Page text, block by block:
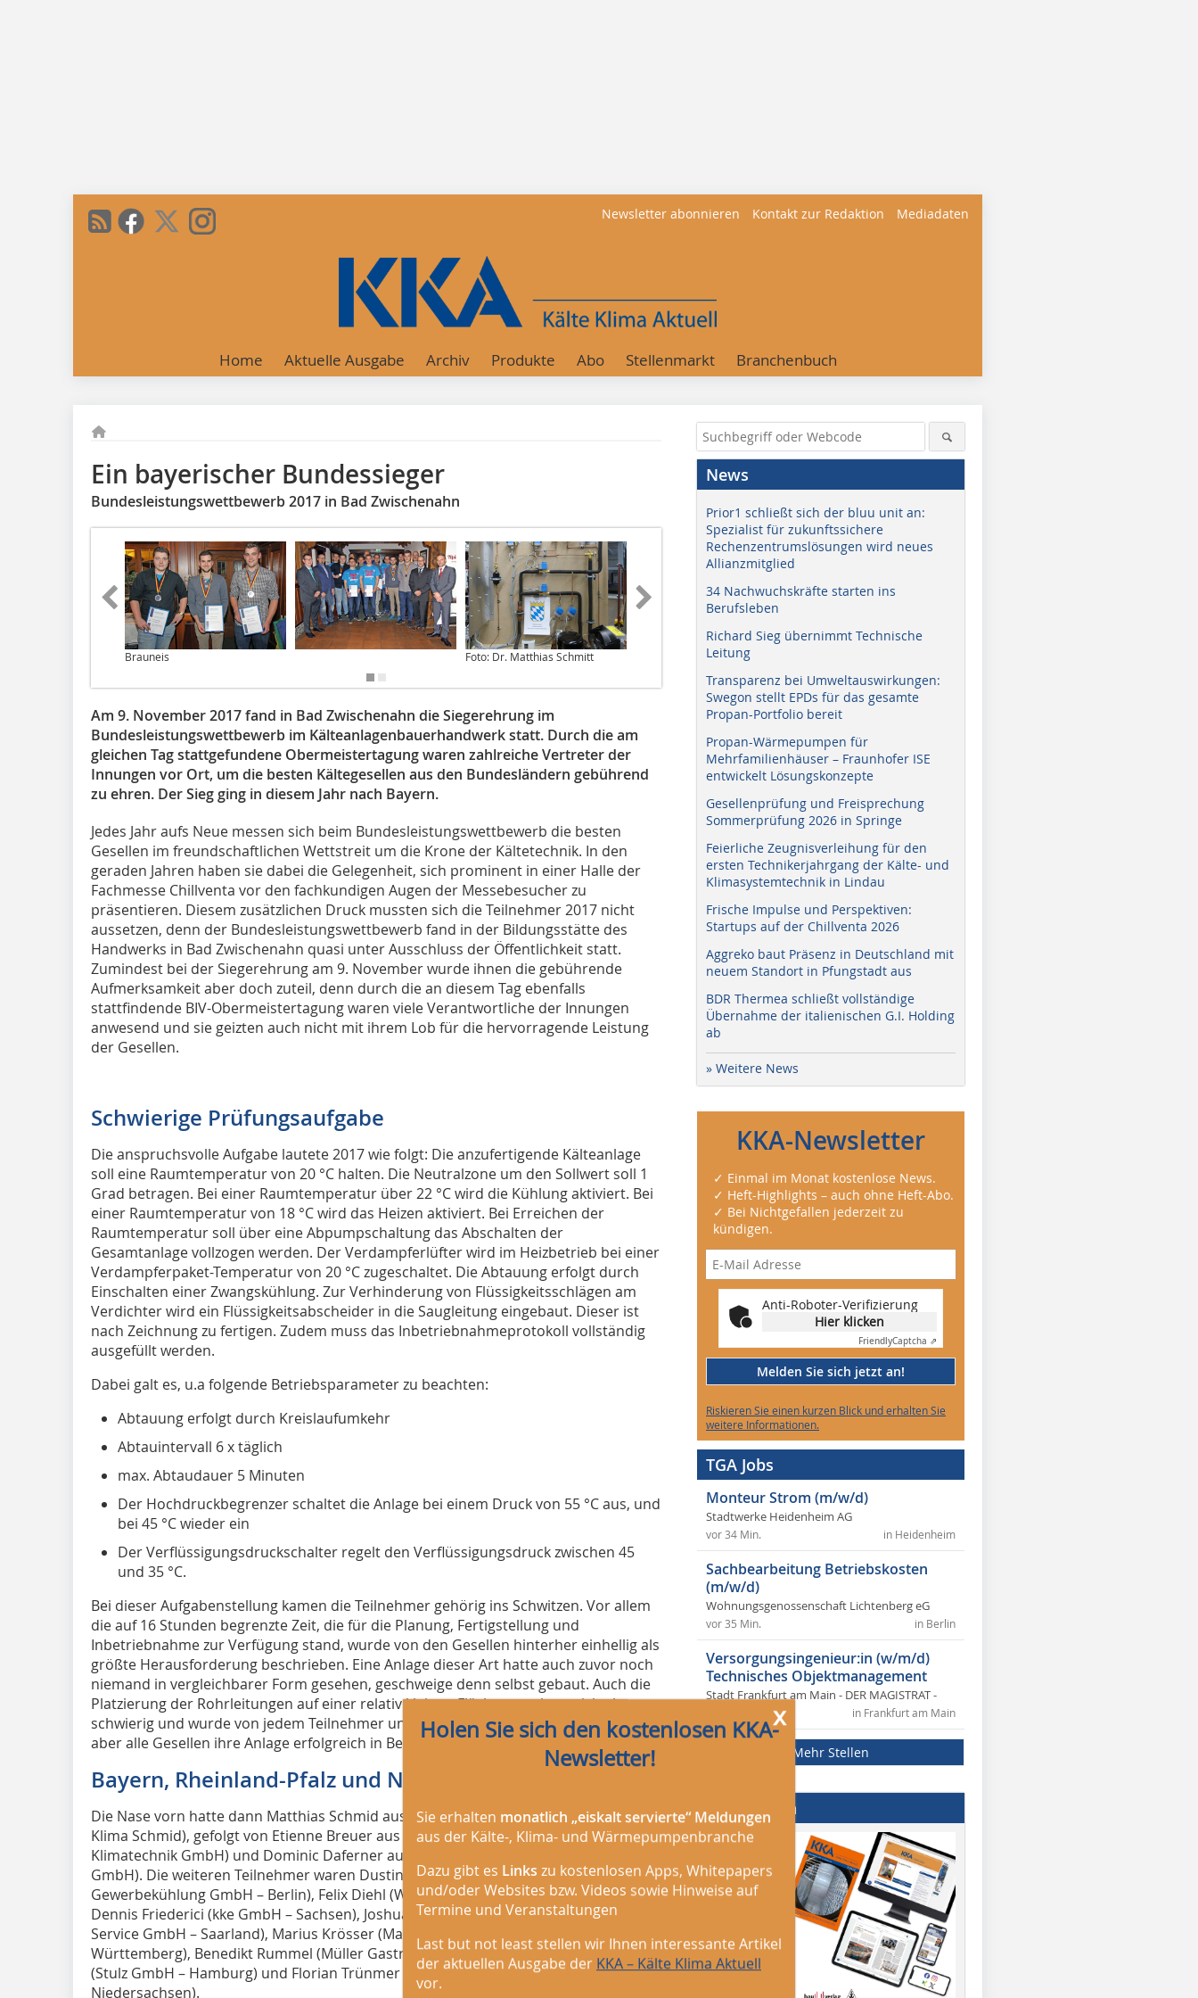
Newsletter abonnieren Kontakt zur Redaktion Mediadaten
Home Aktuelle Ausgabe Archiv Produkte Abo Stellenmarkt Branchenbuch
Ein bayerischer Bundessieger
Bundesleistungswettbewerb 2017 in Bad Zwischenahn
Brauneis Foto: Dr. Matthias Schmitt
Am 9. November 2017 fand in Bad Zwischenahn die Siegerehrung im
Bundesleistungswettbewerb im Kälteanlagenbauerhandwerk statt. Durch die am
gleichen Tag stattgefundene Obermeistertagung waren zahlreiche Vertreter der
Innungen vor Ort, um die besten Kältegesellen aus den Bundesländern gebührend
zu ehren. Der Sieg ging in diesem Jahr nach Bayern.
Jedes Jahr aufs Neue messen sich beim Bundesleistungswettbewerb die besten
Gesellen im freundschaftlichen Wettstreit um die Krone der Kältetechnik. In den
geraden Jahren haben sie dabei die Gelegenheit, sich prominent in einer Halle der
Fachmesse Chillventa vor den fachkundigen Augen der Messebesucher zu
präsentieren. Diesem zusätzlichen Druck mussten sich die Teilnehmer 2017 nicht
aussetzen, denn der Bundesleistungswettbewerb fand in der Bildungsstätte des
Handwerks in Bad Zwischenahn quasi unter Ausschluss der Öffentlichkeit statt.
Zumindest bei der Siegerehrung am 9. November wurde ihnen die gebührende
Aufmerksamkeit aber doch zuteil, denn durch die an diesem Tag ebenfalls
stattfindende BIV-Obermeistertagung waren viele Verantwortliche der Innungen
anwesend und sie geizten auch nicht mit ihrem Lob für die hervorragende Leistung
der Gesellen.
Schwierige Prüfungsaufgabe
Die anspruchsvolle Aufgabe lautete 2017 wie folgt: Die anzufertigende Kälteanlage
soll eine Raumtemperatur von 20 °C halten. Die Neutralzone um den Sollwert soll 1
Grad betragen. Bei einer Raumtemperatur über 22 °C wird die Kühlung aktiviert. Bei
einer Raumtemperatur von 18 °C wird das Heizen aktiviert. Bei Erreichen der
Raumtemperatur soll über eine Abpumpschaltung das Abschalten der
Gesamtanlage vollzogen werden. Der Verdampferlüfter wird im Heizbetrieb bei einer
Verdampferpaket-Temperatur von 20 °C zugeschaltet. Die Abtauung erfolgt durch
Einschalten einer Zwangskühlung. Zur Verhinderung von Flüssigkeitsschlägen am
Verdichter wird ein Flüssigkeitsabscheider in die Saugleitung eingebaut. Dieser ist
nach Zeichnung zu fertigen. Zudem muss das Inbetriebnahmeprotokoll vollständig
ausgefüllt werden.
Dabei galt es, u.a folgende Betriebsparameter zu beachten:
Abtauung erfolgt durch Kreislaufumkehr
Abtauintervall 6 x täglich
max. Abtaudauer 5 Minuten
Der Hochdruckbegrenzer schaltet die Anlage bei einem Druck von 55 °C aus, und
bei 45 °C wieder ein
Der Verflüssigungsdruckschalter regelt den Verflüssigungsdruck zwischen 45
und 35 °C.
Bei dieser Aufgabenstellung kamen die Teilnehmer gehörig ins Schwitzen. Vor allem
die auf 16 Stunden begrenzte Zeit, die für die Planung, Fertigstellung und
Inbetriebnahme zur Verfügung stand, wurde von den Gesellen hinterher einhellig als
größte Herausforderung beschrieben. Eine Anlage dieser Art hatte auch zuvor noch
niemand in vergleichbarer Form gesehen, geschweige denn selbst gebaut. Auch die
Platzierung der Rohrleitungen auf einer relativ kleinen Fläche gestaltete sich als
schwierig und wurde von jedem Teilnehmer unterschiedlich gelöst. Letztlich konnten
aber alle Gesellen ihre Anlage erfolgreich in Betrieb nehmen.
Bayern, Rheinland-Pfalz und NRW auf dem Treppchen
Die Nase vorn hatte dann Matthias Schmid aus Bayern (Ausbildungsbetrieb Kälte-
Klima Schmid), gefolgt von Etienne Breuer aus Rheinland-Pfalz (Becker Kälte- und
Klimatechnik GmbH) und Dominic Daferner aus NRW (Forschungszentrum Jülich
GmbH). Die weiteren Teilnehmer waren Dustin Bretschneider (Kleinschmidt
Gewerbekühlung GmbH – Berlin), Felix Diehl (Weiss Umwelttechnik GmbH – Hessen),
Dennis Friederici (kke GmbH – Sachsen), Joshua Gouverneur (Klima Becker Full
Service GmbH – Saarland), Marius Krösser (Mathias Krösser Kälte Klima – Baden-
Württemberg), Benedikt Rummel (Müller Gastro GmbH – Thüringen), Trajan Schley
(Stulz GmbH – Hamburg) und Florian Trünmer (Rudolf Wiese GmbH –
Niedersachsen).
x
Holen Sie sich den kostenlosen KKA-
Newsletter!
Sie erhalten monatlich „eiskalt servierte“ Meldungen
aus der Kälte-, Klima- und Wärmepumpenbranche
Dazu gibt es Links zu kostenlosen Apps, Whitepapers
und/oder Websites bzw. Videos sowie Hinweise auf
Termine und Veranstaltungen
Last but not least stellen wir Ihnen interessante Artikel
der aktuellen Ausgabe der KKA – Kälte Klima Aktuell
vor.
News
Prior1 schließt sich der bluu unit an:
Spezialist für zukunftssichere
Rechenzentrumslösungen wird neues
Allianzmitglied
34 Nachwuchskräfte starten ins
Berufsleben
Richard Sieg übernimmt Technische
Leitung
Transparenz bei Umweltauswirkungen:
Swegon stellt EPDs für das gesamte
Propan-Portfolio bereit
Propan-Wärmepumpen für
Mehrfamilienhäuser – Fraunhofer ISE
entwickelt Lösungskonzepte
Gesellenprüfung und Freisprechung
Sommerprüfung 2026 in Springe
Feierliche Zeugnisverleihung für den
ersten Technikerjahrgang der Kälte- und
Klimasystemtechnik in Lindau
Frische Impulse und Perspektiven:
Startups auf der Chillventa 2026
Aggreko baut Präsenz in Deutschland mit
neuem Standort in Pfungstadt aus
BDR Thermea schließt vollständige
Übernahme der italienischen G.I. Holding
ab
» Weitere News
KKA-Newsletter
✓ Einmal im Monat kostenlose News.
✓ Heft-Highlights – auch ohne Heft-Abo.
✓ Bei Nichtgefallen jederzeit zu
kündigen.
Anti-Roboter-Verifizierung
Hier klicken
FriendlyCaptcha ⇗
Melden Sie sich jetzt an!
Riskieren Sie einen kurzen Blick und erhalten Sie
weitere Informationen.
TGA Jobs
Monteur Strom (m/w/d)
Stadtwerke Heidenheim AG
in Heidenheim
vor 34 Min.
Sachbearbeitung Betriebskosten
(m/w/d)
Wohnungsgenossenschaft Lichtenberg eG
in Berlin
vor 35 Min.
Versorgungsingenieur:in (w/m/d)
Technisches Objektmanagement
Stadt Frankfurt am Main - DER MAGISTRAT -
in Frankfurt am Main
Mehr Stellen
Mediadaten